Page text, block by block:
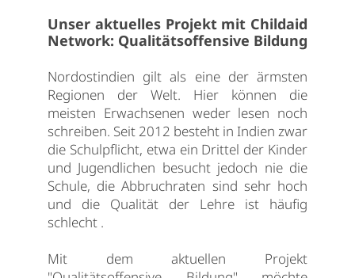
Unser aktuelles Projekt mit Childaid
Network: Qualitätsoffensive Bildung
Nordostindien gilt als eine der ärmsten
Regionen der Welt. Hier können die
meisten Erwachsenen weder lesen noch
schreiben. Seit 2012 besteht in Indien zwar
die Schulpflicht, etwa ein Drittel der Kinder
und Jugendlichen besucht jedoch nie die
Schule, die Abbruchraten sind sehr hoch
und die Qualität der Lehre ist häufig
schlecht .
Mit dem aktuellen Projekt